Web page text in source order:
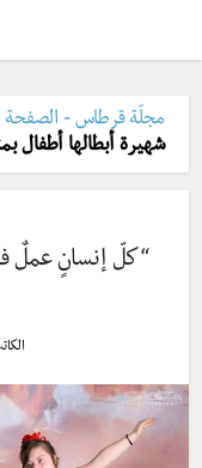
مجلّة قرطاس - الصفحة
شهيرة أبطالها أطفال
“كلّ إنسانٍ عملٌ